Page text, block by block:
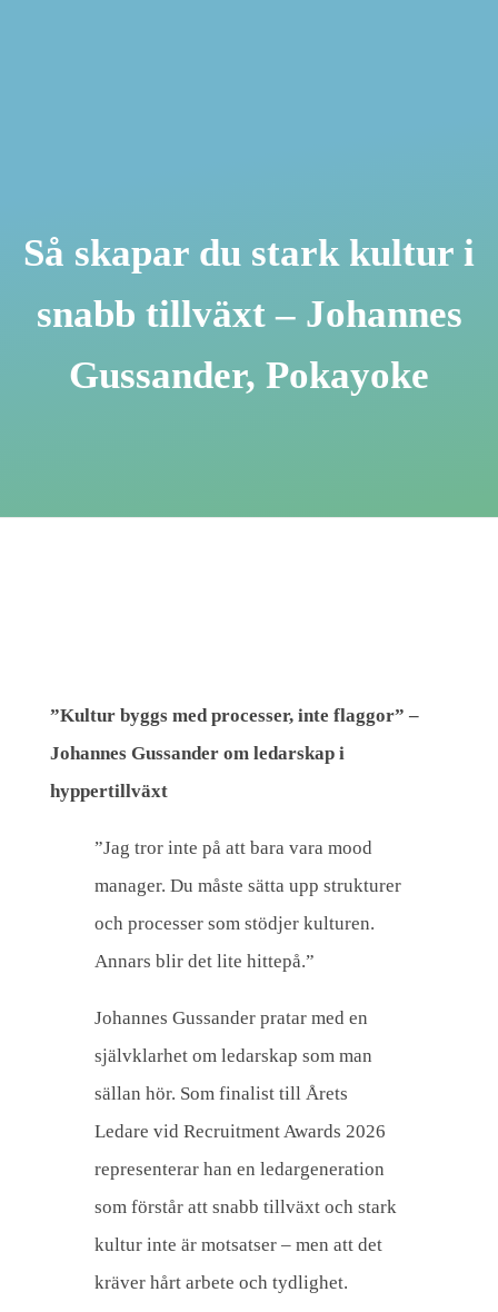
Så skapar du stark kultur i
snabb tillväxt – Johannes
Gussander, Pokayoke
s
k
a
”Kultur byggs med processer, inte flaggor” –
Johannes Gussander om ledarskap i
hyppertillväxt
”Jag tror inte på att bara vara mood
manager. Du måste sätta upp strukturer
och processer som stödjer kulturen.
Annars blir det lite hittepå.”
Johannes Gussander pratar med en
självklarhet om ledarskap som man
sällan hör. Som finalist till Årets
Ledare vid Recruitment Awards 2026
representerar han en ledargeneration
som förstår att snabb tillväxt och stark
kultur inte är motsatser – men att det
kräver hårt arbete och tydlighet.